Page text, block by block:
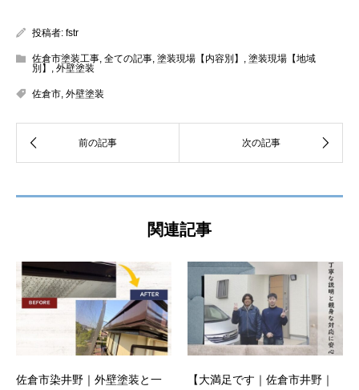
投稿者: fstr
佐倉市塗装工事, 全ての記事, 塗装現場【内容別】 , 塗装現場【地域
別】 , 外壁塗装
佐倉市, 外壁塗装
関連記事
佐倉市染井野｜外壁塗装と一
【大満足です｜佐倉市井野｜